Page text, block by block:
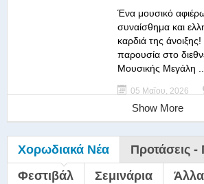
Ένα μουσικό
συναίσθημα και
καρδιά της
παρουσία στο
Μουσικής Μεγάλη ...
05 Μαΐου, 2026
Show More
Χορωδιακά Νέα
Προτάσεις -
Φεστιβάλ
Σεμινάρια Άλλα